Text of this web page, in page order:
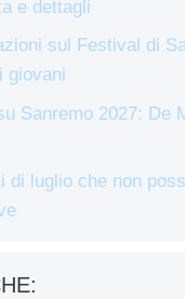
e dettagli
sul Festival di
giovani
Sanremo 2027: De
di luglio che non